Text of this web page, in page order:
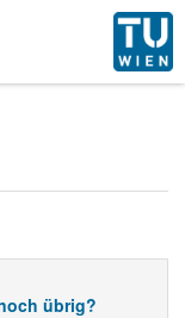
übrig?